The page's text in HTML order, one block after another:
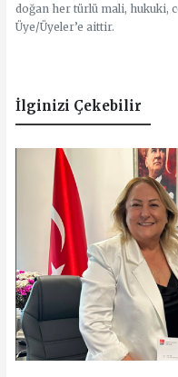
doğan her türlü mali, hukuki,
Üye/Üyeler’e aittir.
İlginizi Çekebilir